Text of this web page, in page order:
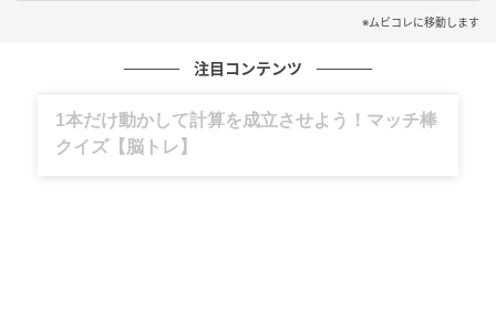
なチームワークを感じさせるキーアートが解禁され
ミレニアムへの不安が渦巻き、世界の終末の噂が広ま
る1999年。自由人なチェニは、死んでしまうかもしれ
※ムビコレに移動します
注目コンテンツ
グルメ、ギャグ、子育て、旅行記……全部、読
めます。